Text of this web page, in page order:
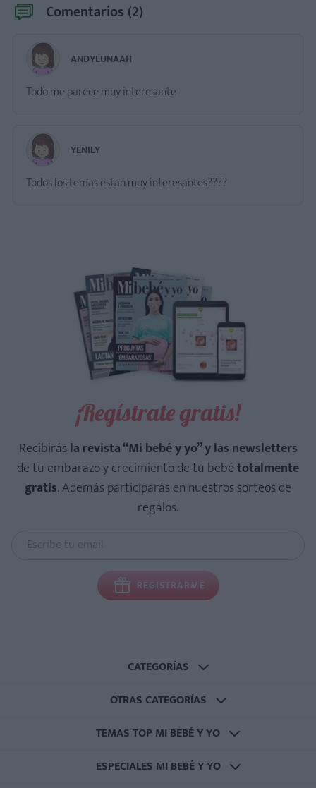
Comentarios (2)
ANDYLUNAAH
Todo me parece muy interesante
YENILY
Todos los temas estan muy interesantes????
¡Regístrate gratis!
Recibirásla revista “Mi bebé y yo” y las newsletters
de tu embarazo y crecimiento de tu bebétotalmente
gratis. Además participarás en nuestros sorteos de
regalos.
REGISTRARME
CATEGORÍAS
OTRAS CATEGORÍAS
TEMAS TOP MI BEBÉ Y YO
ESPECIALES MI BEBÉ Y YO